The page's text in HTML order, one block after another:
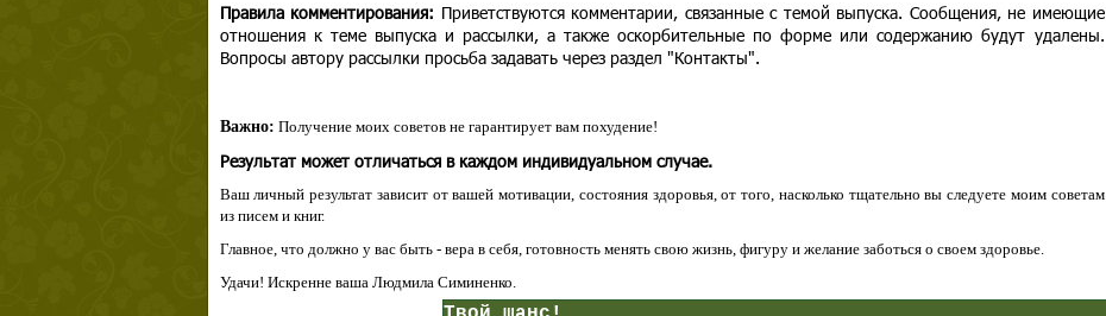
Правила комментирования: Приветствуются комментарии, связанные с темой выпуска. Сообщения, не имеющие
отношения к теме выпуска и рассылки, а также оскорбительные по форме или содержанию будут удалены.
Вопросы автору рассылки просьба задавать через раздел "Контакты".
Важно: Получение моих советов не гарантирует вам похудение!
Результат может отличаться в каждом индивидуальном случае.
Ваш личный результат зависит от вашей мотивации, состояния здоровья, от того, насколько тщательно вы следуете моим советам
из писем и книг.
Главное, что должно у вас быть - вера в себя, готовность менять свою жизнь, фигуру и желание заботься о своем здоровье.
Удачи! Искренне ваша Людмила Симиненко.